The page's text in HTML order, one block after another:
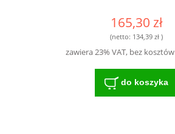
165,30 zł
(netto: 134,39 zł)
zawiera 23% VAT, bez
do koszyka